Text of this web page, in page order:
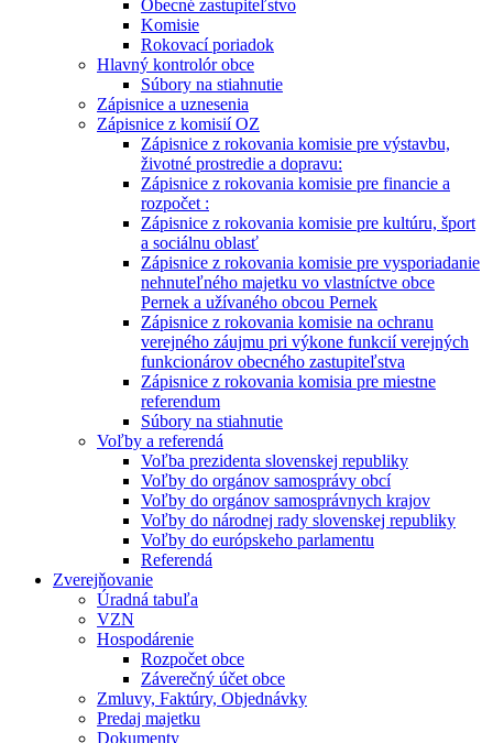
Obecné zastupiteľstvo
Komisie
Rokovací poriadok
Hlavný kontrolór obce
Súbory na stiahnutie
Zápisnice a uznesenia
Zápisnice z komisií OZ
Zápisnice z rokovania komisie pre výstavbu,
životné prostredie a dopravu:
Zápisnice z rokovania komisie pre financie a
rozpočet :
Zápisnice z rokovania komisie pre kultúru, šport
a sociálnu oblasť
Zápisnice z rokovania komisie pre vysporiadanie
nehnuteľného majetku vo vlastníctve obce
Pernek a užívaného obcou Pernek
Zápisnice z rokovania komisie na ochranu
verejného záujmu pri výkone funkcií verejných
funkcionárov obecného zastupiteľstva
Zápisnice z rokovania komisia pre miestne
referendum
Súbory na stiahnutie
Voľby a referendá
Voľba prezidenta slovenskej republiky
Voľby do orgánov samosprávy obcí
Voľby do orgánov samosprávnych krajov
Voľby do národnej rady slovenskej republiky
Voľby do európskeho parlamentu
Referendá
Zverejňovanie
Úradná tabuľa
VZN
Hospodárenie
Rozpočet obce
Záverečný účet obce
Zmluvy, Faktúry, Objednávky
Predaj majetku
Dokumenty